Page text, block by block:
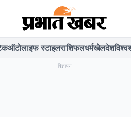
ऑटोलाइफ स्टाइलराशिफलधर्मखेलदेशविश्व
विज्ञापन